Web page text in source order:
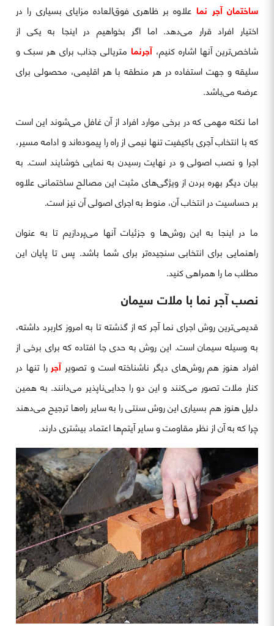
ساختمان آجر نماعلاوه بر ظاهری فوق‌العاده مزایای بسیاری را در
اختیار افراد قرار می‌دهد. اما اگر بخواهیم در اینجا به یکی از
شاخص‌ترین آنها اشاره کنیم،آجرنما متریالی جذاب برای هر سبک و
سلیقه و جهت استفاده در هر منطقه با هر اقلیمی، محصولی برای
عرضه می‌باشد.
اما نکته مهمی که در برخی موارد افراد از آن غافل می‌شوند این است
که با انتخاب آجری باکیفیت تنها نیمی از راه را پیموده‌اند و ادامه مسیر،
اجرا و نصب اصولی و در نهایت رسیدن به نمایی خوشایند است. به
بیان دیگر بهره بردن از ویژگی‌های مثبت این مصالح ساختمانی علاوه
بر حساسیت در انتخاب آن، منوط به اجرای اصولی آن نیز است.
ما در اینجا به این روش‌ها و جزئیات آنها می‌پردازیم تا به عنوان
راهنمایی برای انتخابی سنجیده‌تر برای شما باشد. پس تا پایان این
مطلب ما را همراهی کنید.
نصب آجر نما با ملات سیمان
قدیمی‌ترین روش اجرای نما آجر که از گذشته تا به امروز کاربرد داشته،
به وسیله سیمان است. این روش به حدی جا افتاده که برای برخی از
افراد هنوز هم روش‌های دیگر ناشناخته است و تصویرآجررا تنها در
کنار ملات تصور می‌کنند و این دو را جدایی‌ناپذیر می‌دانند. به همین
دلیل هنوز هم بسیاری این روش سنتی را به سایر راه‌ها ترجیح می‌دهند
چرا که به آن از نظر مقاومت و سایر آیتم‌ها اعتماد بیشتری دارند.